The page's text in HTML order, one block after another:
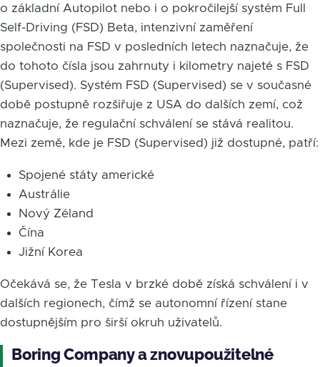
o základní Autopilot nebo i o pokročilejší systém Full
Self-Driving (FSD) Beta, intenzivní zaměření
společnosti na FSD v posledních letech naznačuje, že
do tohoto čísla jsou zahrnuty i kilometry najeté s FSD
(Supervised). Systém FSD (Supervised) se v současné
době postupně rozšiřuje z USA do dalších zemí, což
naznačuje, že regulační schválení se stává realitou.
Mezi země, kde je FSD (Supervised) již dostupné, patří:
Spojené státy americké
Austrálie
Nový Zéland
Čína
Jižní Korea
Očekává se, že Tesla v brzké době získá schválení i v
dalších regionech, čímž se autonomní řízení stane
dostupnějším pro širší okruh uživatelů.
Boring Company a znovupoužitelné